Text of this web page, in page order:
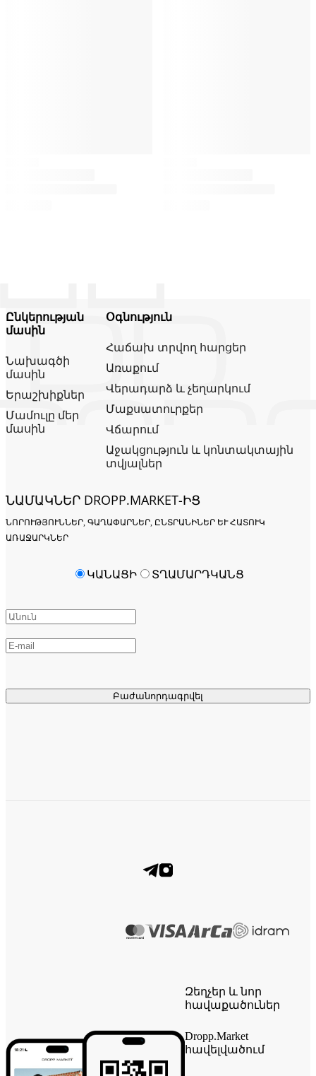
Ընկերության
մասին
Նախագծի
մասին
Երաշխիքներ
Մամուլը մեր
մասին
Օգնություն
Հաճախ տրվող հարցեր
Առաքում
Վերադարձ և չեղարկում
Մաքսատուրքեր
Վճարում
Աջակցություն և կոնտակտային
տվյալներ
ՆԱՄԱԿՆԵՐ DROPP.MARKET-ԻՑ
ՆՈՐՈՒԹՅՈՒՆՆԵՐ, ԳԱՂԱՓԱՐՆԵՐ, ԸՆՏՐԱՆԻՆԵՐ ԵՒ ՀԱՏՈՒԿ Ա
ՌԱՋԱՐԿՆԵՐ
Բաժանորդագրվել
ԿԱՆԱՑԻ ՏՂԱՄԱՐԴԿԱՆՑ
Զեղչեր և նոր
հավաքածուներ
Dropp.Market
հավելվածում